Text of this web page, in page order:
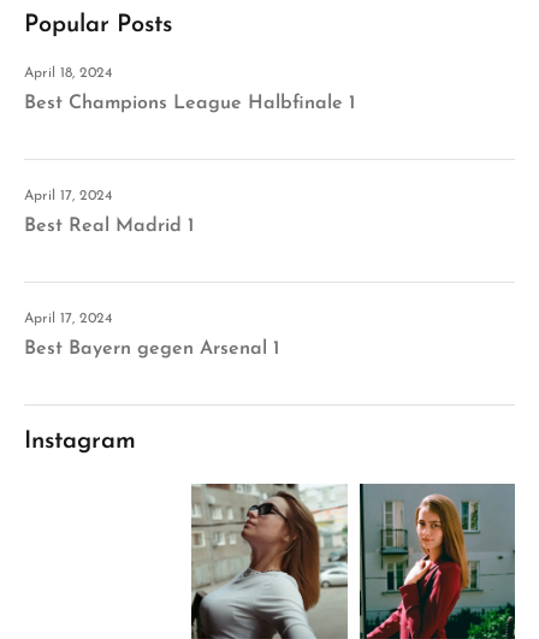
Popular Posts
April 18, 2024
Best Champions League Halbfinale 1
April 17, 2024
Best Real Madrid 1
April 17, 2024
Best Bayern gegen Arsenal 1
Instagram